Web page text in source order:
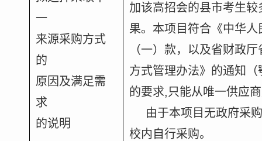
一
来源采购方式
的
原因及满足需
求
的说明
加该高招会的县市考生
果。本项目符合《中华
（一）款，以及省财政
方式管理办法》的通知
的要求,只能从唯一供应
由于本项目无政府采
校内自行采购。